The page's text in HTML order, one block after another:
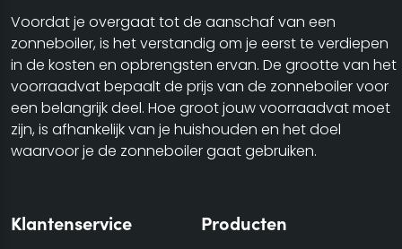
Voordat je overgaat tot de aanschaf van een
zonneboiler, is het verstandig om je eerst te verdiepen
in de kosten en opbrengsten ervan. De grootte van het
voorraadvat bepaalt de prijs van de zonneboiler voor
een belangrijk deel. Hoe groot jouw voorraadvat moet
zijn, is afhankelijk van je huishouden en het doel
waarvoor je de zonneboiler gaat gebruiken.
Klantenservice Producten